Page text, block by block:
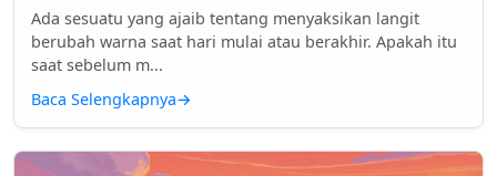
Ada sesuatu yang ajaib tentang menyaksikan langit
berubah warna saat hari mulai atau berakhir. Apakah itu
saat sebelum m...
Baca Selengkapnya→